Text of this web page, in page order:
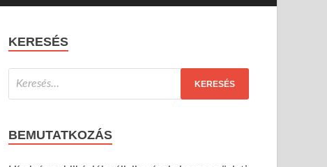
KERESÉS
BEMUTATKOZÁS